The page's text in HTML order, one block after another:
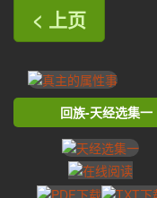
< 上页
回族-天经选集一